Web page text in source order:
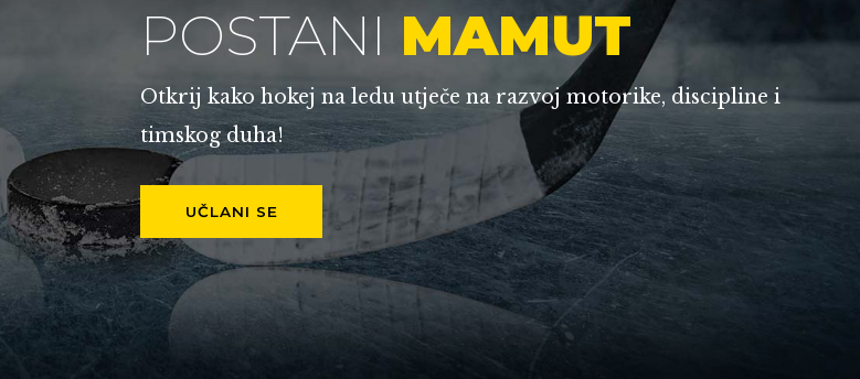
POSTANI MAMUT
Otkrij kako hokej na ledu utječe na razvoj motorike, discipline i
timskog duha!
UČLANI SE